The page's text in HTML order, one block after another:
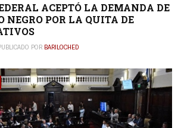
ACEPTÓ LA DEMANDA DE
NEGRO POR LA QUITA DE
POR BARILOCHED